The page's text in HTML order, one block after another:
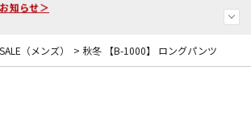
・発送・お問い合わせ＞
SALE（メンズ） > 秋冬 【B-1000】 ロングパンツ